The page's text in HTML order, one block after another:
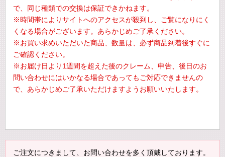
で、同じ種類での交換は保証できかねます。
※時間帯によりサイトへのアクセスが殺到し、ご覧になりにく
くなる場合がございます。あらかじめご了承ください。
※お買い求めいただいた商品、数量は、必ず商品到着後すぐに
ご確認ください。
※お届け日より1週間を超えた後のクレーム、申告、後日のお
問い合わせにはいかなる場合であってもご対応できませんの
で、あらかじめご了承いただけますようお願いいたします。
ご注文につきまして、お問い合わせを多く頂戴しております。